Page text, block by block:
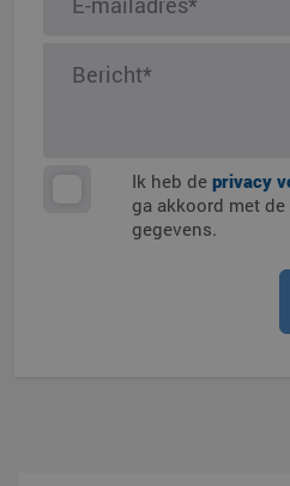
Ik heb de privacy
ga akkoord met
gegevens.